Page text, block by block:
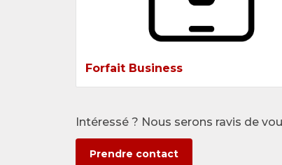
Forfait Business
Intéressé ? Nous serons ravis de
Prendre contact